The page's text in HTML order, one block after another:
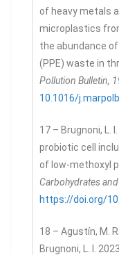
of heavy metals
microplastics
the abundance
(PPE) waste in
Pollution Bulletin,
10.1016/
17 – Brugnoni, L.
probiotic cell
of low-methoxyl
Carbohydrates
https://doi.org/
18 – Agustín, M.
Brugnoni, L. I.